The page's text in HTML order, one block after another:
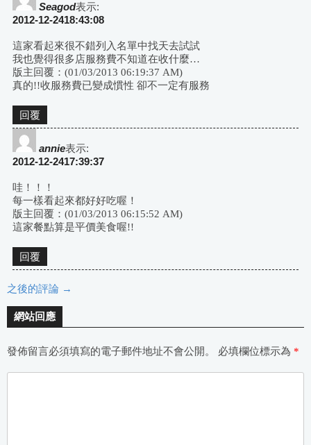
Seagod表示:
2012-12-2418:43:08
這家看起來很不錯列入名單中找天去試試
我也覺得很多店服務費不知道在收什麼…
版主回覆：(01/03/2013 06:19:37 AM)
真的!!收服務費已變成慣性 卻不一定有服務
回覆
annie表示:
2012-12-2417:39:37
哇！！！
每一樣看起來都好好吃喔！
版主回覆：(01/03/2013 06:15:52 AM)
這家餐點算是平價美食喔!!
回覆
評
論
之後的評論 →
網站回應
發佈留言必須填寫的電子郵件地址不會公開。 必填欄位標示為 *